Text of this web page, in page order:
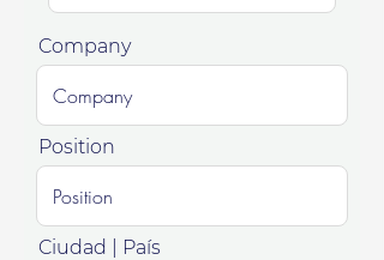
Company
Position
Ciudad | País